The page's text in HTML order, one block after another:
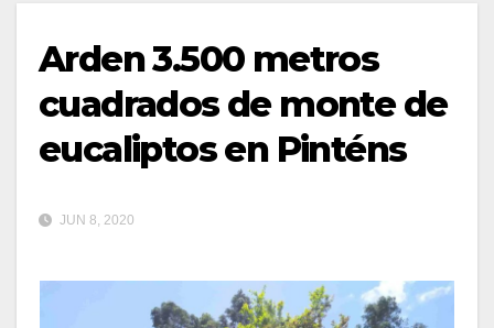
Arden 3.500 metros
cuadrados de monte de
eucaliptos en Pinténs
JUN 8, 2020